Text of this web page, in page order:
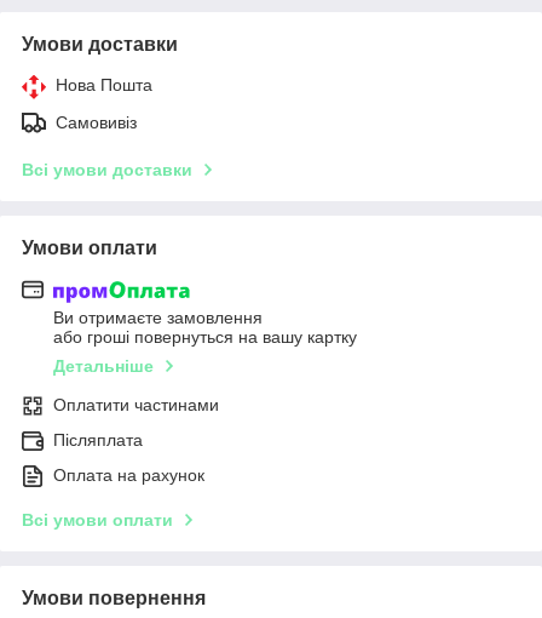
Умови доставки
Нова Пошта
Самовивіз
Всі умови доставки
Умови оплати
Ви отримаєте замовлення
або гроші повернуться на вашу картку
Детальніше
Оплатити частинами
Післяплата
Оплата на рахунок
Всі умови оплати
Умови повернення